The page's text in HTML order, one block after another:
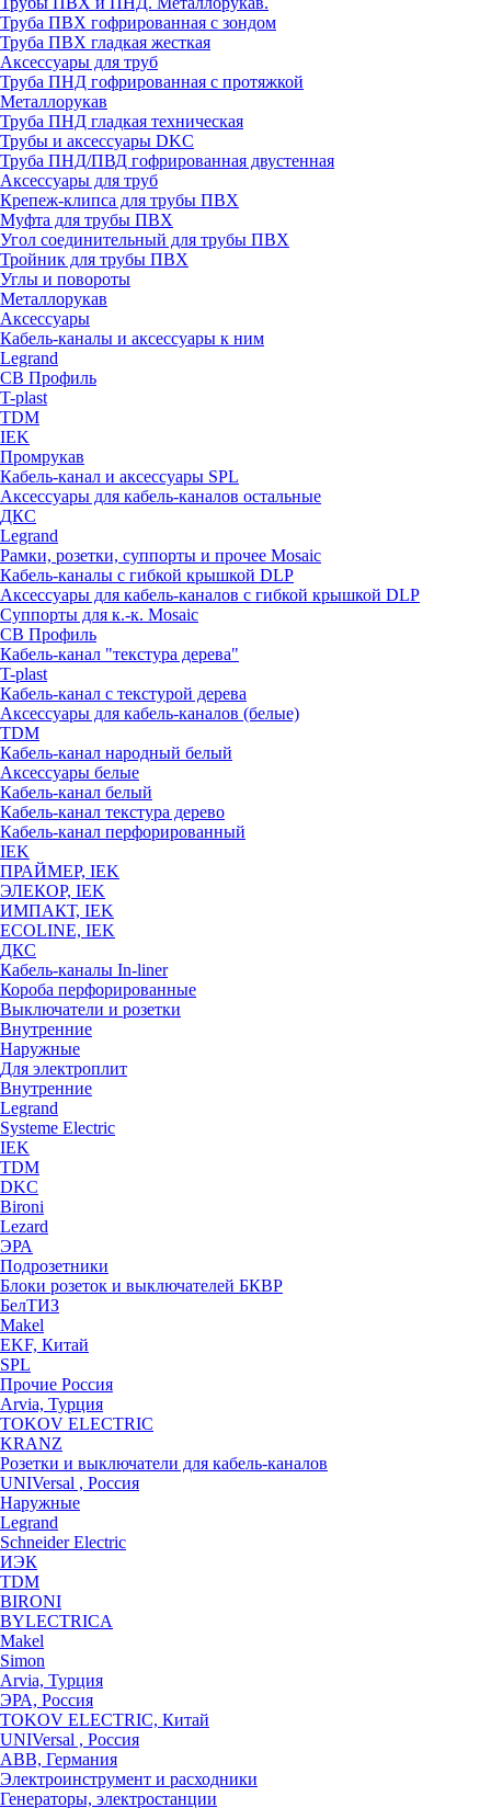
Труба ПВХ гофрированная с зондом
Труба ПВХ гладкая жесткая
Аксессуары для труб
Труба ПНД гофрированная с протяжкой
Металлорукав
Труба ПНД гладкая техническая
Трубы и аксессуары DKC
Труба ПНД/ПВД гофрированная двустенная
Аксессуары для труб
Крепеж-клипса для трубы ПВХ
Муфта для трубы ПВХ
Угол соединительный для трубы ПВХ
Тройник для трубы ПВХ
Углы и повороты
Металлорукав
Аксессуары
Кабель-каналы и аксессуары к ним
Legrand
СВ Профиль
T-plast
TDM
IEK
Промрукав
Кабель-канал и аксессуары SPL
Аксессуары для кабель-каналов остальные
ДКС
Legrand
Рамки, розетки, суппорты и прочее Mosaic
Кабель-каналы с гибкой крышкой DLP
Аксессуары для кабель-каналов с гибкой крышкой DLP
Суппорты для к.-к. Mosaic
СВ Профиль
Кабель-канал "текстура дерева"
T-plast
Кабель-канал с текстурой дерева
Аксессуары для кабель-каналов (белые)
TDM
Кабель-канал народный белый
Аксессуары белые
Кабель-канал белый
Кабель-канал текстура дерево
Кабель-канал перфорированный
IEK
ПРАЙМЕР, IEK
ЭЛЕКОР, IEK
ИМПАКТ, IEK
ECOLINE, IEK
ДКС
Кабель-каналы In-liner
Короба перфорированные
Выключатели и розетки
Внутренние
Наружные
Для электроплит
Внутренние
Legrand
Systeme Electric
IEK
TDM
DKC
Bironi
Lezard
ЭРА
Подрозетники
Блоки розеток и выключателей БКВР
БелТИЗ
Makel
EKF, Китай
SPL
Прочие Россия
Arvia, Турция
TOKOV ELECTRIC
KRANZ
Розетки и выключатели для кабель-каналов
UNIVersal , Россия
Наружные
Legrand
Schneider Electric
ИЭК
TDM
BIRONI
BYLECTRICA
Makel
Simon
Arvia, Турция
ЭРА, Россия
TOKOV ELECTRIC, Китай
UNIVersal , Россия
ABB, Германия
Электроинструмент и расходники
Генераторы, электростанции